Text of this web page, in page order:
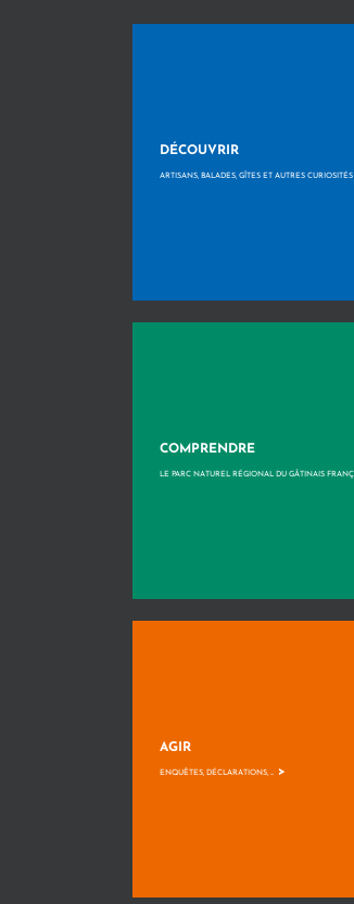
DÉCOUVRIR
ARTISANS, BALADES, GÎTES ET AUTRES CURIOSITÉS
COMPRENDRE
LE PARC NATUREL RÉGIONAL DU GÂTINAIS
AGIR
ENQUÊTES, DÉCLARATIONS, ... >